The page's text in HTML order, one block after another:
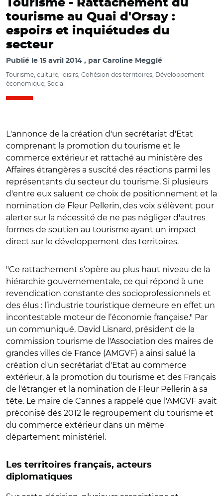
Tourisme - Rattachement du
tourisme au Quai d'Orsay :
espoirs et inquiétudes du
secteur
Publié le 15 avril 2014 par Caroline Megglé
Tourisme, culture, loisirs, Cohésion des territoires, Développement
économique, Social
L'annonce de la création d'un secrétariat d'Etat
comprenant la promotion du tourisme et le
commerce extérieur et rattaché au ministère des
Affaires étrangères a suscité des réactions parmi les
représentants du secteur du tourisme. Si plusieurs
d'entre eux saluent ce choix de positionnement et la
nomination de Fleur Pellerin, des voix s'élèvent pour
alerter sur la nécessité de ne pas négliger d'autres
formes de soutien au tourisme ayant un impact
direct sur le développement des territoires.
"Ce rattachement s’opère au plus haut niveau de la
hiérarchie gouvernementale, ce qui répond à une
revendication constante des socioprofessionnels et
des élus : l’industrie touristique demeure en effet un
incontestable moteur de l’économie française." Par
un communiqué, David Lisnard, président de la
commission tourisme de l'Association des maires de
grandes villes de France (AMGVF) a ainsi salué la
création d'un secrétariat d'Etat au commerce
extérieur, à la promotion du tourisme et des Français
de l'étranger et la nomination de Fleur Pellerin à sa
tête. Le maire de Cannes a rappelé que l'AMGVF avait
préconisé dès 2012 le regroupement du tourisme et
du commerce extérieur dans un même
département ministériel.
Les territoires français, acteurs
diplomatiques